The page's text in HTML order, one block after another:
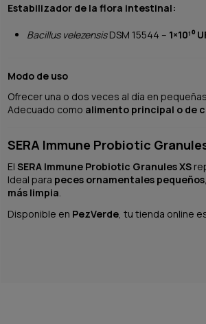
Estabilizador de la flora intestinal:
Bacillus velezensisDSM 15544 – 1×10¹⁰
Modo de uso
Ofrecer una o dos veces al día en
Adecuado como alimento principal o de
SERA Immune Probiotic
El SERA Immune Probiotic Granules XS
Ideal para peces ornamentales pequeños
más limpia.
Disponible en PezVerde, tu tienda online